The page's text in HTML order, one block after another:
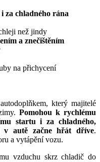
za chladného rána
než jindy
a znečištěním
na přichycení
který majitelé
Pomohou k rychlému
startu i za chladného,
v autě začne hřát dříve.
a vytápění vozu.
vzduchu skrz chladič do